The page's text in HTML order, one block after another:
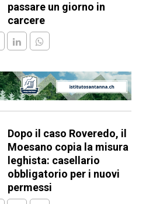
passare un giorno in
carcere
Dopo il caso Roveredo, il
Moesano copia la misura
leghista: casellario
obbligatorio per i nuovi
permessi